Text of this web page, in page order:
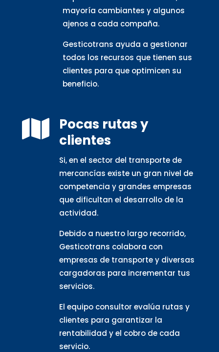
mayoría cambiantes y algunos
ajenos a cada compaña.
Gesticotrans ayuda a gestionar
todos los recursos que tienen sus
clientes para que optimicen su
beneficio.

Pocas rutas y
clientes
Si, en el sector del transporte de
mercancías existe un gran nivel de
competencia y grandes empresas
que dificultan el desarrollo de la
actividad.
Debido a nuestro largo recorrido,
Gesticotrans colabora con
empresas de transporte y diversas
cargadoras para incrementar tus
servicios.
El equipo consultor evalúa rutas y
clientes para garantizar la
rentabilidad y el cobro de cada
servicio.